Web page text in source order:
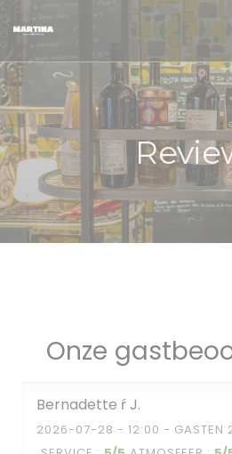
Onze
Bernadette ŕJ
2026-07-28 - 12:00 - GASTEN